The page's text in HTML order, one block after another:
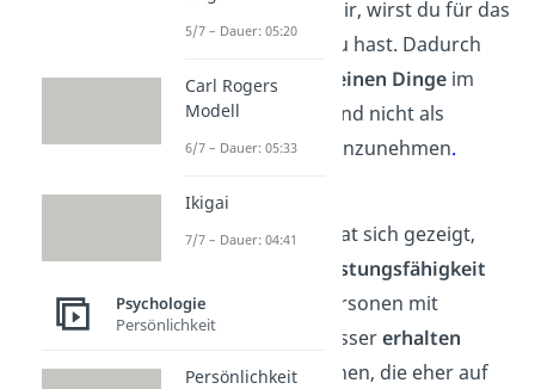
schlechter geht als dir, wirst du für das
dankbarsein, was du hast. Dadurch
weist du auch die
kleinen Dingeim
Leben zu schätzen und nicht als
selbstverständlich hinzunehmen.
Leistungsfähigkeit
In Langzeitstudien hat sich gezeigt,
dass die geistige
Leistungsfähigkeit
bei altruistischen Personen mit
steigendem Alter bessererhalten
bleibt, als bei Personen, die eher auf
5/7 – Dauer: 05:20
Carl Rogers
Modell
6/7 – Dauer: 05:33
Ikigai
7/7 – Dauer: 04:41
Psychologie
Persönlichkeit
Persönlichkeit